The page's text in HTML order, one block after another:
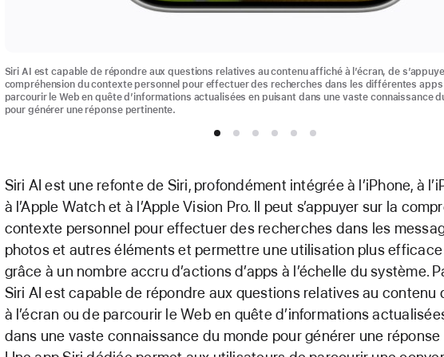
Siri AI est capable de répondre aux questions relatives au contenu affiché à l’écran, de
compréhension du contexte personnel pour effectuer des recherches dans les différentes
parcourir le Web en quête d’informations actualisées en puisant dans une vaste connaissance
pour générer une réponse pertinente.
Siri AI est une refonte de Siri, profondément intégrée à l’iPhone, à
à l’Apple Watch et à l’Apple Vision Pro. Il peut s’appuyer sur la
contexte personnel pour effectuer des recherches dans les
photos et autres éléments et permettre une utilisation plus
grâce à un nombre accru d’actions d’apps à l’échelle du système.
Siri AI est capable de répondre aux questions relatives au contenu
à l’écran ou de parcourir le Web en quête d’informations
dans une vaste connaissance du monde pour générer une